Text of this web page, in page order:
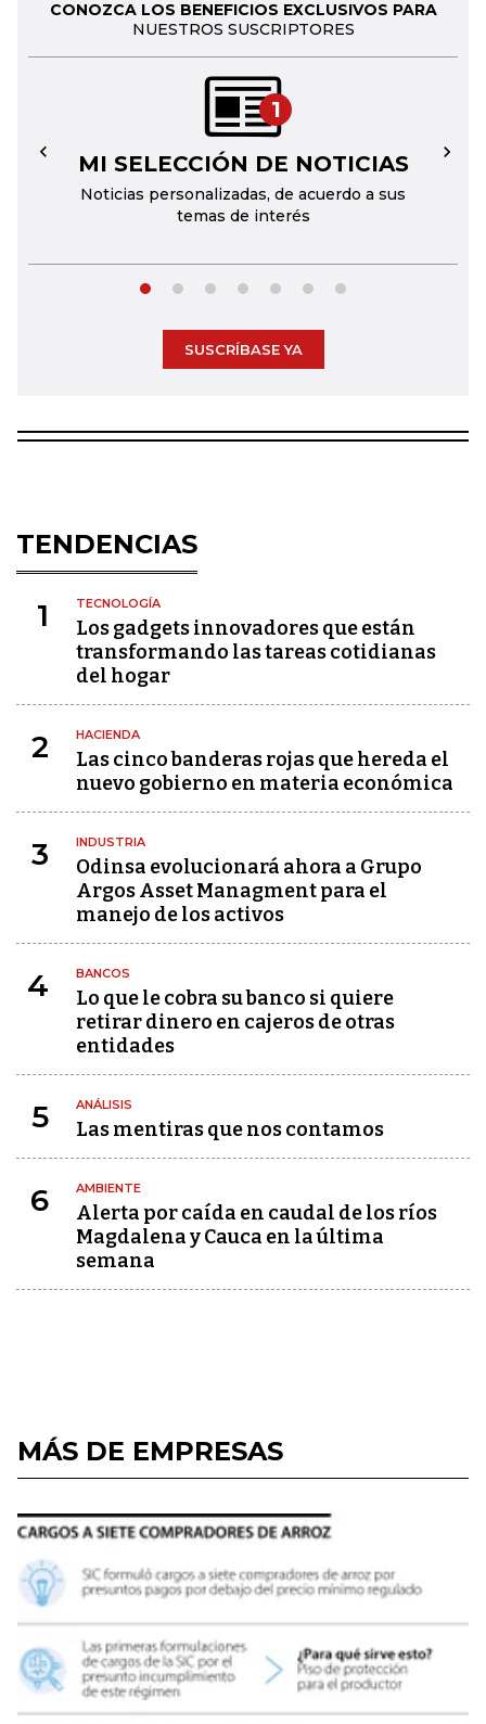
CONOZCA LOS BENEFICIOS EXCLUSIVOS PARA
NUESTROS SUSCRIPTORES
1
MI SELECCIÓN DE NOTICIAS
Noticias personalizadas, de acuerdo a sus
temas de interés
← →
SUSCRÍBASE YA
TENDENCIAS
1 TECNOLOGÍA
Los gadgets innovadores que están
transformando las tareas cotidianas
del hogar
2 HACIENDA
Las cinco banderas rojas que hereda el
nuevo gobierno en materia económica
3 INDUSTRIA
Odinsa evolucionará ahora a Grupo
Argos Asset Managment para el
manejo de los activos
4 BANCOS
Lo que le cobra su banco si quiere
retirar dinero en cajeros de otras
entidades
5 ANÁLISIS
Las mentiras que nos contamos
6 AMBIENTE
Alerta por caída en caudal de los ríos
Magdalena y Cauca en la última
semana
MÁS DE EMPRESAS